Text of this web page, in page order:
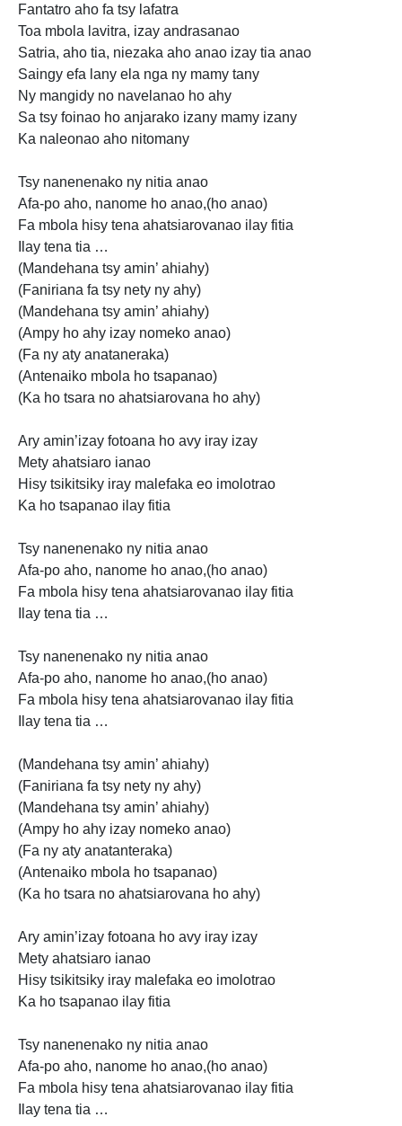
Fantatro aho fa tsy lafatra
Toa mbola lavitra, izay andrasanao
Satria, aho tia, niezaka aho anao izay tia anao
Saingy efa lany ela nga ny mamy tany
Ny mangidy no navelanao ho ahy
Sa tsy foinao ho anjarako izany mamy izany
Ka naleonao aho nitomany
Tsy nanenenako ny nitia anao
Afa-po aho, nanome ho anao,(ho anao)
Fa mbola hisy tena ahatsiarovanao ilay fitia
Ilay tena tia …
(Mandehana tsy amin’ ahiahy)
(Faniriana fa tsy nety ny ahy)
(Mandehana tsy amin’ ahiahy)
(Ampy ho ahy izay nomeko anao)
(Fa ny aty anataneraka)
(Antenaiko mbola ho tsapanao)
(Ka ho tsara no ahatsiarovana ho ahy)
Ary amin’izay fotoana ho avy iray izay
Mety ahatsiaro ianao
Hisy tsikitsiky iray malefaka eo imolotrao
Ka ho tsapanao ilay fitia
Tsy nanenenako ny nitia anao
Afa-po aho, nanome ho anao,(ho anao)
Fa mbola hisy tena ahatsiarovanao ilay fitia
Ilay tena tia …
Tsy nanenenako ny nitia anao
Afa-po aho, nanome ho anao,(ho anao)
Fa mbola hisy tena ahatsiarovanao ilay fitia
Ilay tena tia …
(Mandehana tsy amin’ ahiahy)
(Faniriana fa tsy nety ny ahy)
(Mandehana tsy amin’ ahiahy)
(Ampy ho ahy izay nomeko anao)
(Fa ny aty anatanteraka)
(Antenaiko mbola ho tsapanao)
(Ka ho tsara no ahatsiarovana ho ahy)
Ary amin’izay fotoana ho avy iray izay
Mety ahatsiaro ianao
Hisy tsikitsiky iray malefaka eo imolotrao
Ka ho tsapanao ilay fitia
Tsy nanenenako ny nitia anao
Afa-po aho, nanome ho anao,(ho anao)
Fa mbola hisy tena ahatsiarovanao ilay fitia
Ilay tena tia …